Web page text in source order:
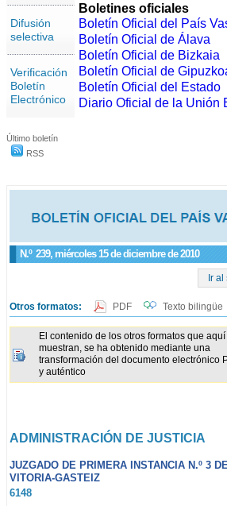
Difusión
selectiva
Verificación
Boletín
Electrónico
Último boletín
RSS
N.º 239, miércoles 15 de diciembre de 2010
Ir
Otros formatos: PDF Texto bilingüe
El contenido de los otros formatos que aquí
muestran, se ha obtenido mediante una
transformación del documento electrónico
y auténtico
ADMINISTRACIÓN DE JUSTICIA
JUZGADO DE PRIMERA INSTANCIA N.º 3 DE
VITORIA-GASTEIZ
6148
Boletines oficiales
Boletín Oficial del País
Boletín Oficial de Álava
Boletín Oficial de Bizkaia
Boletín Oficial de
Boletín Oficial del Estado
Diario Oficial de la Unión